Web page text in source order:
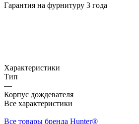
Гарантия на фурнитуру 3 года
Характеристики
Тип
—
Корпус дождевателя
Все характеристики
Все товары бренда Hunter®